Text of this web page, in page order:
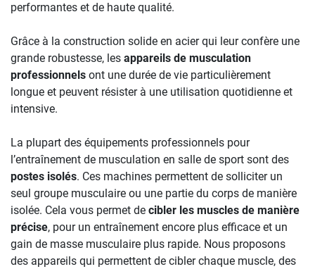
performantes et de haute qualité.
Grâce à la construction solide en acier qui leur confère une
grande robustesse, les appareils de musculation
professionnels ont une durée de vie particulièrement
longue et peuvent résister à une utilisation quotidienne et
intensive.
La plupart des équipements professionnels pour
l’entraînement de musculation en salle de sport sont des
postes isolés. Ces machines permettent de solliciter un
seul groupe musculaire ou une partie du corps de manière
isolée. Cela vous permet de cibler les muscles de manière
précise, pour un entraînement encore plus efficace et un
gain de masse musculaire plus rapide. Nous proposons
des appareils qui permettent de cibler chaque muscle, des